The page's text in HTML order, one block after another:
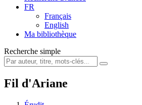
FR
Français
English
Ma bibliothèque
Recherche simple
Fil d'Ariane